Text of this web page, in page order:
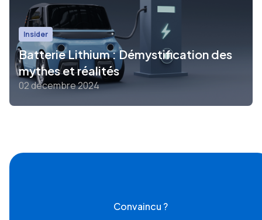
Insider
Batterie Lithium : Démystification des
mythes et réalités
02 décembre 2024
Convaincu ?